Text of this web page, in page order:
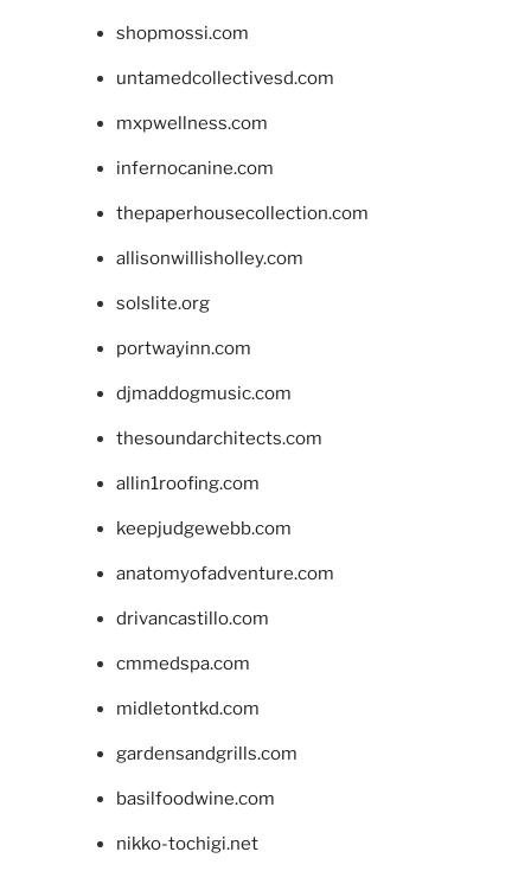
shopmossi.com
untamedcollectivesd.com
mxpwellness.com
infernocanine.com
thepaperhousecollection.com
allisonwillisholley.com
solslite.org
portwayinn.com
djmaddogmusic.com
thesoundarchitects.com
allin1roofing.com
keepjudgewebb.com
anatomyofadventure.com
drivancastillo.com
cmmedspa.com
midletontkd.com
gardensandgrills.com
basilfoodwine.com
nikko-tochigi.net